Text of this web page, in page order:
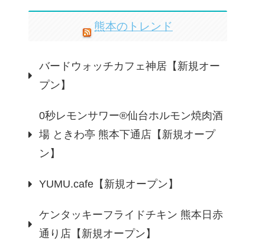
熊本のトレンド
バードウォッチカフェ神居【新規オー
プン】
0秒レモンサワー®仙台ホルモン焼肉酒
場 ときわ亭 熊本下通店【新規オープ
ン】
YUMU.cafe【新規オープン】
ケンタッキーフライドチキン 熊本日赤
通り店【新規オープン】